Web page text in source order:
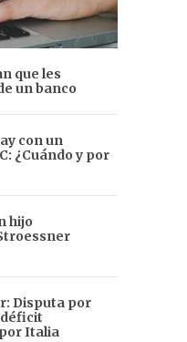
que les
un banco
con un
¿Cuándo y por
hijo
Disputa por
Italia